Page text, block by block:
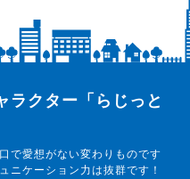
ラクター「らじっと
で愛想がない変わりものです
ニケーション力は抜群です！